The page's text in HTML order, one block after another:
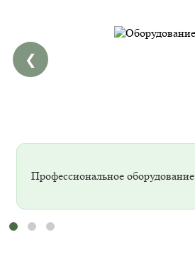
Профессиональное оборудование
❮